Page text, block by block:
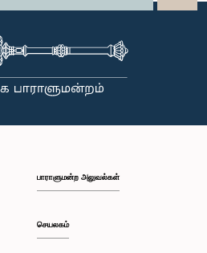
பாராளுமன்ற அலுவல்கள்
செயலகம்